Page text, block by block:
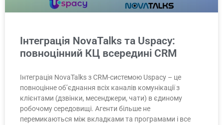
Інтеграція NovaTalks та Uspacy:
повноцінний КЦ всередині CRM
Інтеграція NovaTalks з CRM-системою Uspacy – це
повноцінне об’єднання всіх каналів комунікації з
клієнтами (дзвінки, месенджери, чати) в єдиному
робочому середовищі. Агенти більше не
перемикаються між вкладками та програмами і все